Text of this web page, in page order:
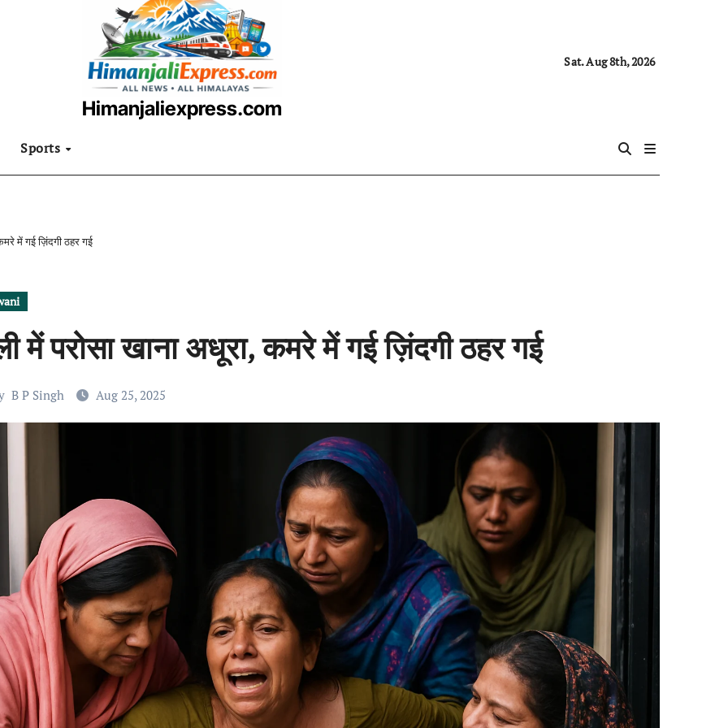
Himanjaliexpress.com
Sat. Aug 8th, 2026
Sports
में गई ज़िंदगी ठहर गई
में परोसा खाना अधूरा, कमरे में गई ज़िंदगी ठहर गई
B P Singh Aug 25, 2025